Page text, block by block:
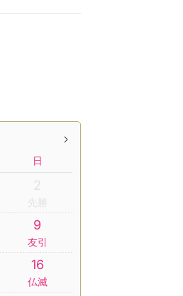
日
2
先勝
9
友引
16
仏滅